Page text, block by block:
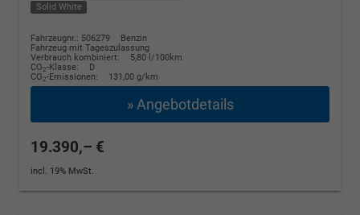
Solid White
Fahrzeugnr.: 506279
Benzin
Fahrzeug mit Tageszulassung
Verbrauch kombiniert:
5,80 l/100km
CO2-Klasse:
D
CO2-Emissionen: 131,00 g/km
» Angebotdetails
19.390,– €
incl. 19% MwSt.